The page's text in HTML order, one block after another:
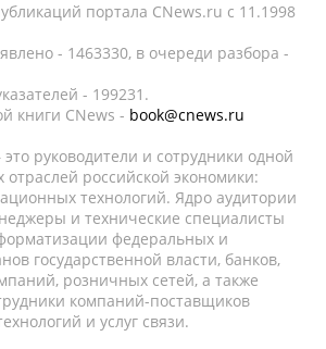
портала CNews.ru c 11.1998
- 1463330, в очереди разбора -
- 199231.
книги CNews - book@cnews.ru
руководители и сотрудники одной
российской экономики:
технологий. Ядро аудитории
и технические специалисты
федеральных и
государственной власти, банков,
розничных сетей, а также
компаний-поставщиков
и услуг связи.